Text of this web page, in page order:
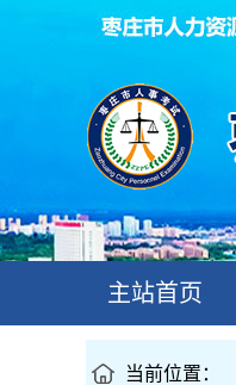
主站首页
当前位置：